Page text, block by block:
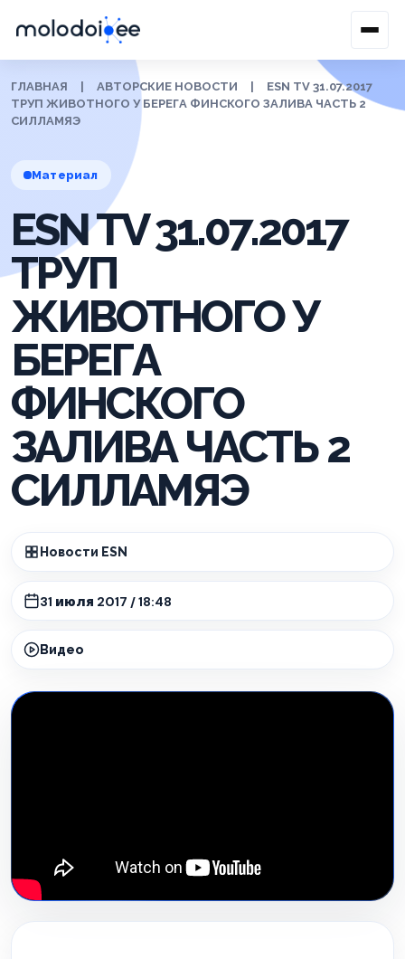
ГЛАВНАЯ АВТОРСКИЕ НОВОСТИ
ESN TV 31.07.2017
ТРУП ЖИВОТНОГО У БЕРЕГА ФИНСКОГО ЗАЛИВА ЧАСТЬ 2
СИЛЛАМЯЭ
Материал
ESN TV 31.07.2017
ТРУП
ЖИВОТНОГО У
БЕРЕГА
ФИНСКОГО
ЗАЛИВА ЧАСТЬ 2
СИЛЛАМЯЭ
Новости ESN
31 июля 2017 / 18:48
Видео